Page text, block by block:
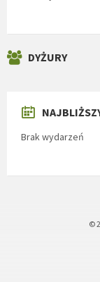
DYŻURY
Brak wydarzeń
©